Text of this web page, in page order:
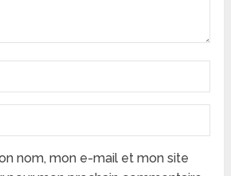
nom, mon e-mail et mon site